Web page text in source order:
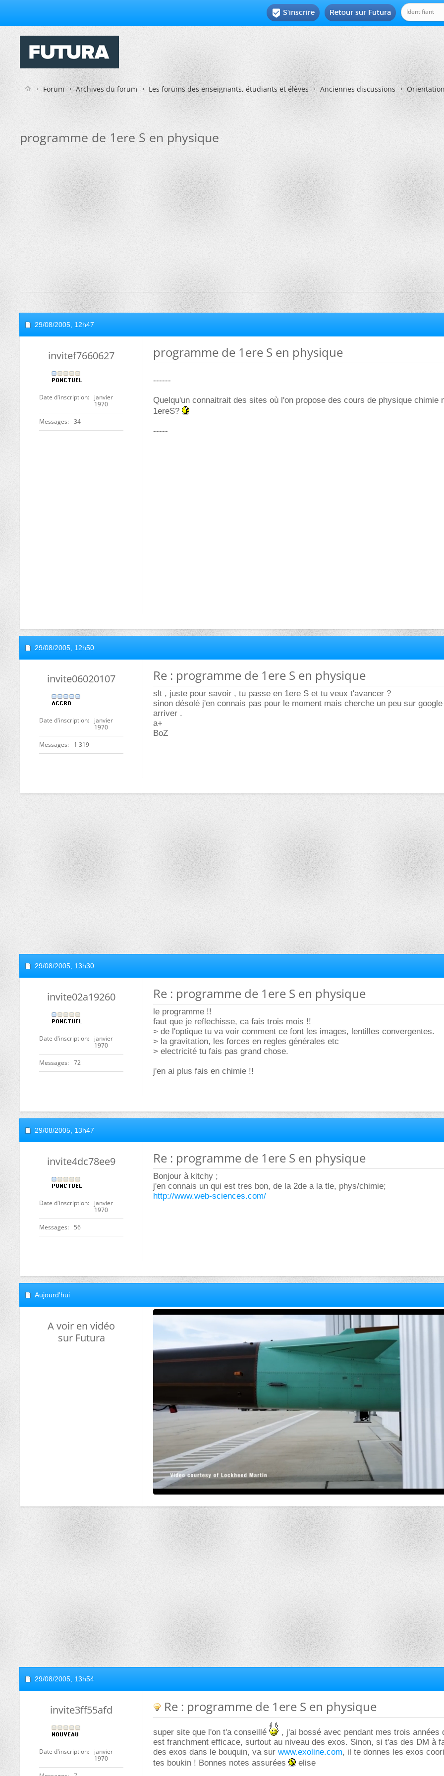
Retour sur Futura
 S'inscrire
Forum Archives du forum Les forums des enseignants, étudiants et élèves Anciennes discussions
programme de 1ere S en physique
29/08/2005, 12h47
invitef7660627
Date d'inscription
janvier
1970
Messages 34
programme de 1ere S en physique
------
Quelqu'un connaitrait des sites où l'on propose des cours de physique chimie
1ereS?
-----
29/08/2005, 12h50
invite06020107
Date d'inscription
janvier
1970
Messages 1 319
Re : programme de 1ere S en physique
slt , juste pour savoir , tu passe en 1ere S et tu veux t'avancer ?
sinon désolé j'en connais pas pour le moment mais cherche un peu sur
arriver .
a+
BoZ
29/08/2005, 13h30
invite02a19260
Date d'inscription
janvier
1970
Messages 72
Re : programme de 1ere S en physique
le programme !!
faut que je reflechisse, ca fais trois mois !!
> de l'optique tu va voir comment ce font les images, lentilles convergentes.
> la gravitation, les forces en regles générales etc
> electricité tu fais pas grand chose.
j'en ai plus fais en chimie !!
29/08/2005, 13h47
invite4dc78ee9
Date d'inscription
janvier
1970
Messages 56
Re : programme de 1ere S en physique
Bonjour à kitchy ;
j'en connais un qui est tres bon, de la 2de a la tle, phys/chimie;
http://www.web-sciences.com/
Aujourd'hui
A voir en vidéo
sur Futura
29/08/2005, 13h54
invite3ff55afd
Date d'inscription
janvier
1970
Re : programme de 1ere S en physique
super site que l'on t'a conseillé
, j'ai bossé avec pendant mes trois années
est franchment efficace, surtout au niveau des exos. Sinon, si t'as des DM à
des exos dans le bouquin, va sur www.exoline.com, il te donnes les exos
tes boukin ! Bonnes notes assurées
elise